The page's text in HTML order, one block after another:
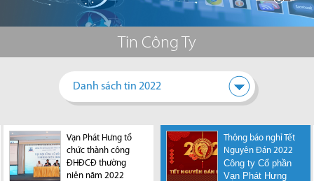
Tin Công Ty
Danh sách tin 2022
Thông báo nghỉ Tết
Nguyên Đán 2023
Công ty Cổ phần
Vạn Phát Hưng
Vạn Phát Hưng tổ
chức thành công
ĐHĐCĐ thường
niên năm 2022
Thông báo nghỉ Tết
Nguyên Đán 2022
Công ty Cổ phần
Vạn Phát Hưng